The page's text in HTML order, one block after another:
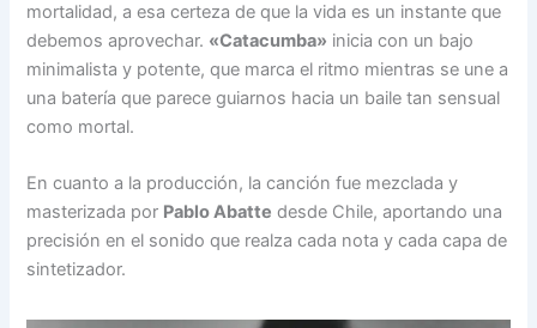
mortalidad, a esa certeza de que la vida es un instante que
debemos aprovechar. «Catacumba» inicia con un bajo
minimalista y potente, que marca el ritmo mientras se une a
una batería que parece guiarnos hacia un baile tan sensual
como mortal.
En cuanto a la producción, la canción fue mezclada y
masterizada por Pablo Abatte desde Chile, aportando una
precisión en el sonido que realza cada nota y cada capa de
sintetizador.